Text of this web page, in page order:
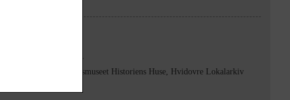
Billeder
Forstadsmuseet Historiens Huse, Hvidovre Lokalarkiv